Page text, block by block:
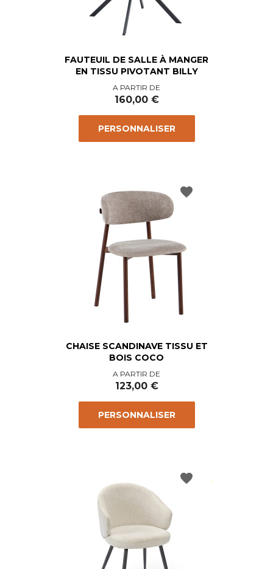
FAUTEUIL DE SALLE À MANGER
EN TISSU PIVOTANT BILLY
Prix
A PARTIR DE
160,00 €
PERSONNALISER
CHAISE SCANDINAVE TISSU ET
BOIS COCO
Prix
A PARTIR DE
123,00 €
PERSONNALISER
favorite
favorite